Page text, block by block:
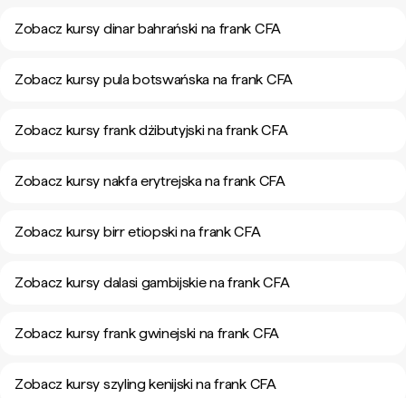
Zobacz kursy dinar bahrański na frank CFA
Zobacz kursy pula botswańska na frank CFA
Zobacz kursy frank dżibutyjski na frank CFA
Zobacz kursy nakfa erytrejska na frank CFA
Zobacz kursy birr etiopski na frank CFA
Zobacz kursy dalasi gambijskie na frank CFA
Zobacz kursy frank gwinejski na frank CFA
Zobacz kursy szyling kenijski na frank CFA